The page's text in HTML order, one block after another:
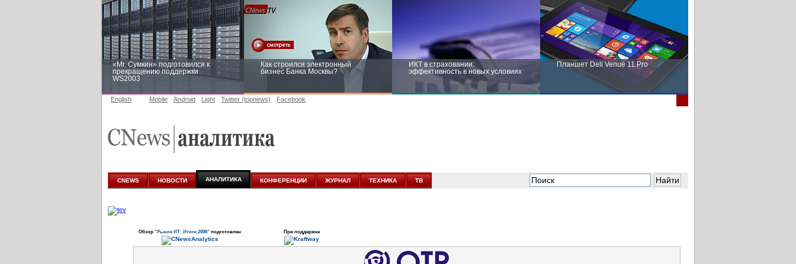
«Mr. Сумкин» подготовился к
прекращению поддержки
WS2003
Как строился электронный
бизнес Банка Москвы?
ИКТ в страховании:
эффективность в новых условиях
Планшет Dell Venue 11 Pro
аналитике
новых условиях
English Mobile Android Light Twitter (topnews) Facebook
CNEWS НОВОСТИ АНАЛИТИКА КОНФЕРЕНЦИИ ЖУРНАЛ ТЕХНИКА ТВ
Обзор "Рынок ИТ: Итоги 2006" подготовлен При поддержке